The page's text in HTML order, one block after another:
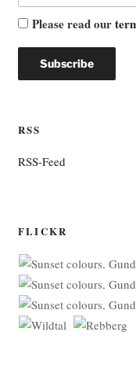
Please read our
RSS
RSS-Feed
FLICKR